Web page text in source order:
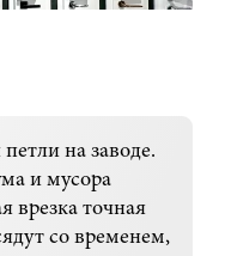
на заводе.
и мусора
врезка точная
со временем,